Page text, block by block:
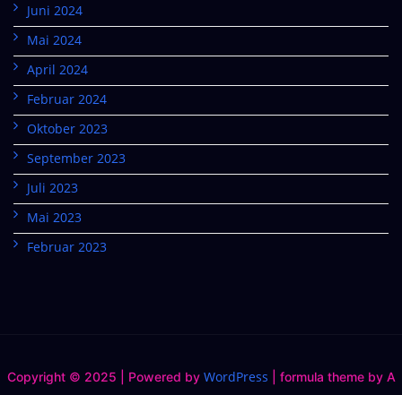
Juni 2024
Mai 2024
April 2024
Februar 2024
Oktober 2023
September 2023
Juli 2023
Mai 2023
Februar 2023
Copyright © 2025 | Powered by WordPress
formula theme by A